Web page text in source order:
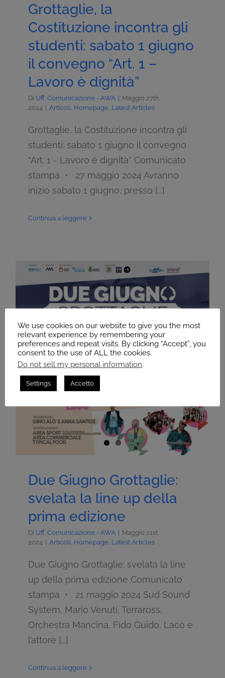
Grottaglie, la
Costituzione incontra gli
studenti: sabato 1 giugno
il convegno “Art. 1 –
Lavoro è dignità”
Di Uff. Comunicazione - AWA | Maggio 27th,
2024 | Articoli Homepage Latest Articles
Grottaglie, la Costituzione incontra gli
studenti: sabato 1 giugno il convegno
“Art. 1 - Lavoro è dignità” Comunicato
stampa • 27 maggio 2024 Avranno
inizio sabato 1 giugno, presso [...]
Continua a leggere
Due Giugno Grottaglie:
svelata la line up della
prima edizione
Di Uff. Comunicazione - AWA
Maggio 21st,
2024
Articoli Homepage Latest Articles
Due Giugno Grottaglie: svelata la line
up della prima edizione Comunicato
stampa • 21 maggio 2024 Sud Sound
System, Mario Venuti, Terraross,
Orchestra Mancina, Fido Guido, Laco e
l’attore [...]
Continua a leggere
We use cookies on our website to give you the most
relevant experience by remembering your
preferences and repeat visits. By clicking “Accept”, you
consent to the use of ALL the cookies.
Do not sell my personal information.
Settings Accetto